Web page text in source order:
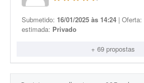
Submetido: 16/01/2025 às 14:24 | Oferta:
estimada: Privado
+ 69 propostas